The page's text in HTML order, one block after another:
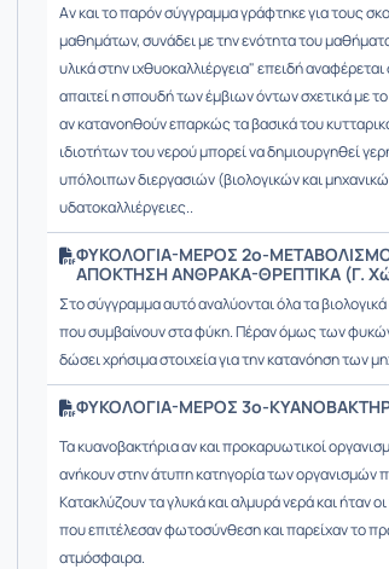
Αν και το παρόν σύγγραμμα γράφτηκε για τους
μαθημάτων, συνάδει με την ενότητα του
υλικά στην ιχθυοκαλλιέργεια" επειδή
απαιτεί η σπουδή των έμβιων όντων σχετικά με
αν κατανοηθούν επαρκώς τα βασικά του
ιδιοτήτων του νερού μπορεί να δημιουργηθεί
υπόλοιπων διεργασιών (βιολογικών και
υδατοκαλλιέργειες..
ΦΥΚΟΛΟΓΙΑ-ΜΕΡΟΣ 2ο-
ΑΠΟΚΤΗΣΗ ΑΝΘΡΑΚΑ-ΘΡΕΠΤΙΚΑ (Γ.
Στο σύγγραμμα αυτό αναλύονται όλα τα βιολογικά
που συμβαίνουν στα φύκη. Πέραν όμως των
δώσει χρήσιμα στοιχεία για την κατανόηση των
ΦΥΚΟΛΟΓΙΑ-ΜΕΡΟΣ 3ο-
Τα κυανοβακτήρια αν και προκαρυωτικοί
ανήκουν στην άτυπη κατηγορία των οργανισμών
Κατακλύζουν τα γλυκά και αλμυρά νερά και ήταν
που επιτέλεσαν φωτοσύνθεση και παρείχαν το
ατμόσφαιρα.